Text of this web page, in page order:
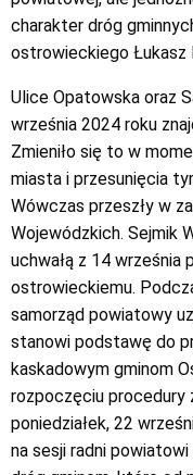
charakter dróg
ostrowieckiego Łukasz
Ulice Opatowska oraz
września 2024 roku
Zmieniło się to w
miasta i przesunięcia
Wówczas przeszły w
Wojewódzkich. Sejmik
uchwałą z 14 września
ostrowieckiemu.
samorząd powiatowy
stanowi podstawę do
kaskadowym gminom
rozpoczęciu procedury
poniedziałek, 22
na sesji radni